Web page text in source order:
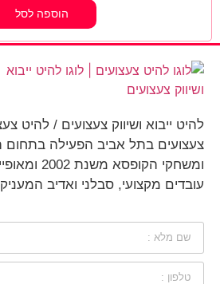
הוספה לסל
להיט ייבוא ושיווק צעצועים / להיט
צעצועים בתל אביב הפעילה בתחום
ומשחקי
עובדים מקצועי, סבלני ואדיב המעניק